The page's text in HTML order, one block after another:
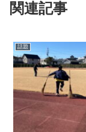
関連記事
話題